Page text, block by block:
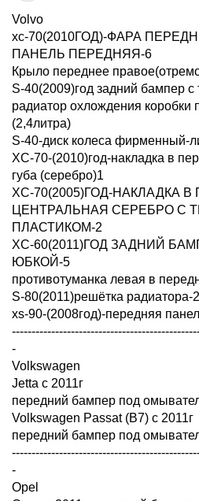
Volvo
xc-70(2010ГОД)-ФАРА
ПАНЕЛЬ ПЕРЕДНЯЯ-6
Крыло переднее
S-40(2009)год задний бампер с
радиатор охлождения коробки
(2,4литра)
S-40-диск колеса фирменный-
XC-70-(2010)год-накладка в
губа (серебро)1
XC-70(2005)ГОД-НАКЛАДКА
ЦЕНТРАЛЬНАЯ СЕРЕБРО С
ПЛАСТИКОМ-2
XC-60(2011)ГОД ЗАДНИЙ
ЮБКОЙ-5
противотуманка левая в
S-80(2011)решётка радиатора-
xs-90-(2008год)-передняя
-
Volkswagen
Jetta с 2011г
передний бампер под
Volkswagen Passat (В7) с 2011г
передний бампер под
-
Opel